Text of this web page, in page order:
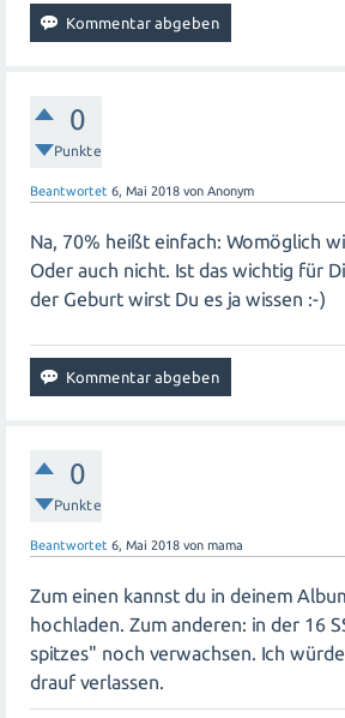
0
Punkte
Beantwortet 6, Mai 2018 von Anonym
Na, 70% heißt einfach: Womöglich
Oder auch nicht. Ist das wichtig für
der Geburt wirst Du es ja wissen :-)
0
Punkte
Beantwortet 6, Mai 2018 von mama
Zum einen kannst du in deinem
hochladen. Zum anderen: in der 16
spitzes" noch verwachsen. Ich
drauf verlassen.